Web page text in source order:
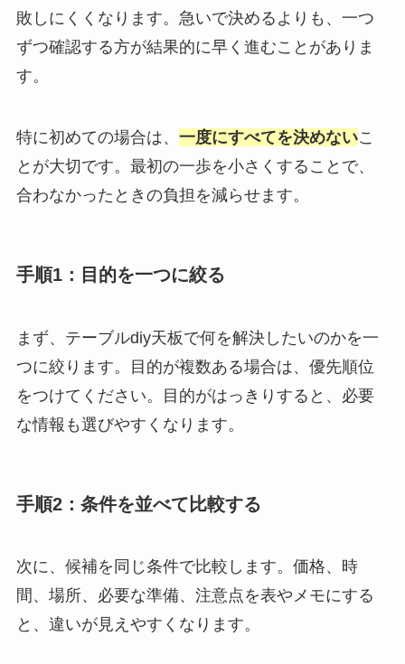
敗しにくくなります。急いで決めるよりも、一つ
ずつ確認する方が結果的に早く進むことがありま
す。
特に初めての場合は、 一度にすべてを決めないこ
とが大切です。最初の一歩を小さくすることで、
合わなかったときの負担を減らせます。
手順1：目的を一つに絞る
まず、テーブルdiy天板で何を解決したいのかを一
つに絞ります。目的が複数ある場合は、優先順位
をつけてください。目的がはっきりすると、必要
な情報も選びやすくなります。
手順2：条件を並べて比較する
次に、候補を同じ条件で比較します。価格、時
間、場所、必要な準備、注意点を表やメモにする
と、違いが見えやすくなります。